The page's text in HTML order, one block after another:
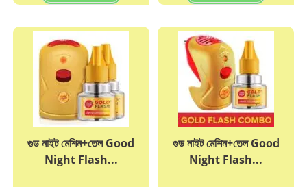
গুড নাইট মেশিন+তেল Good
Night Flash...
গুড নাইট মেশিন+তেল Good
Night Flash...